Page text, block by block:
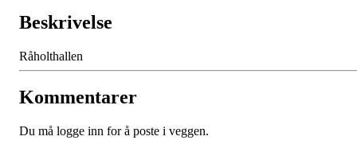
Beskrivelse
Råholthallen
Kommentarer
Du må logge inn for å poste i veggen.